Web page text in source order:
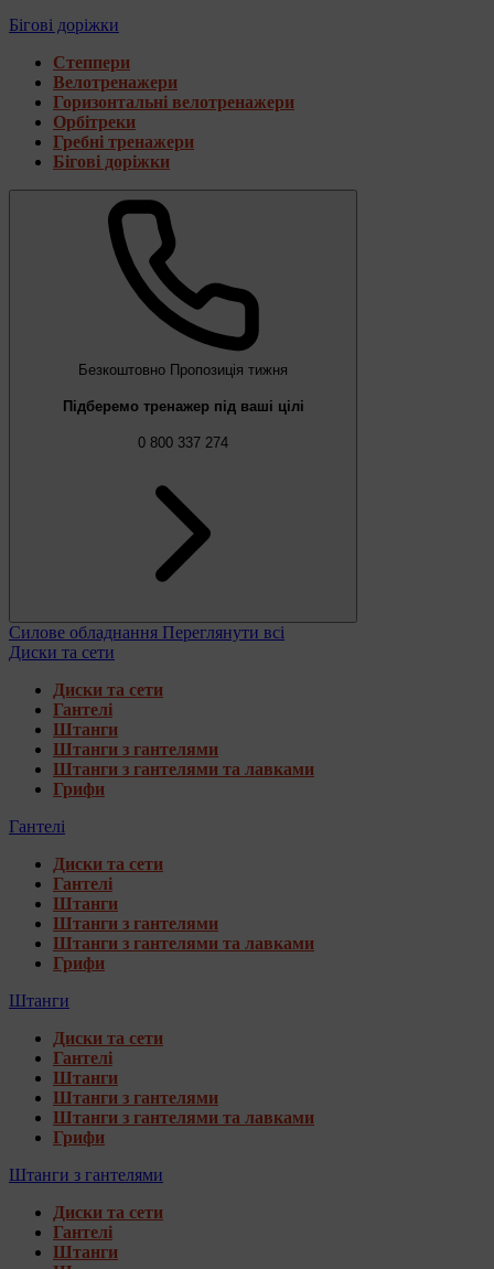
Бігові доріжки
Степпери
Велотренажери
Горизонтальні велотренажери
Орбітреки
Гребні тренажери
Бігові доріжки
Безкоштовно Пропозиція тижня
Підберемо тренажер під ваші цілі
0 800 337 274
Силове обладнання Переглянути всі
Диски та сети
Диски та сети
Гантелі
Штанги
Штанги з гантелями
Штанги з гантелями та лавками
Грифи
Гантелі
Диски та сети
Гантелі
Штанги
Штанги з гантелями
Штанги з гантелями та лавками
Грифи
Штанги
Диски та сети
Гантелі
Штанги
Штанги з гантелями
Штанги з гантелями та лавками
Грифи
Штанги з гантелями
Диски та сети
Гантелі
Штанги